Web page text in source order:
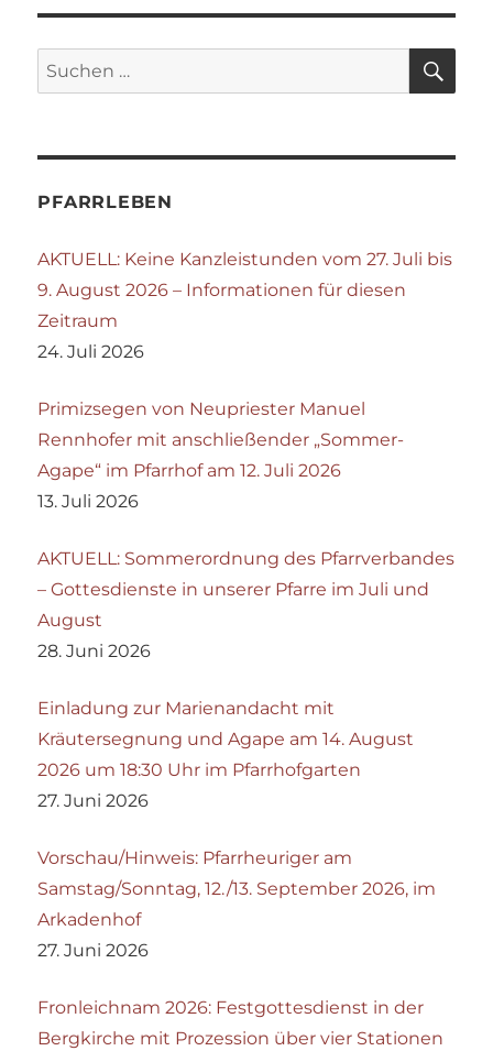
Suchen
nach:
PFARRLEBEN
AKTUELL: Keine Kanzleistunden vom 27. Juli bis
9. August 2026 – Informationen für diesen
Zeitraum
24. Juli 2026
Primizsegen von Neupriester Manuel
Rennhofer mit anschließender „Sommer-
Agape“ im Pfarrhof am 12. Juli 2026
13. Juli 2026
AKTUELL: Sommerordnung des Pfarrverbandes
– Gottesdienste in unserer Pfarre im Juli und
August
28. Juni 2026
Einladung zur Marienandacht mit
Kräutersegnung und Agape am 14. August
2026 um 18:30 Uhr im Pfarrhofgarten
27. Juni 2026
Vorschau/Hinweis: Pfarrheuriger am
Samstag/Sonntag, 12./13. September 2026, im
Arkadenhof
27. Juni 2026
Fronleichnam 2026: Festgottesdienst in der
Bergkirche mit Prozession über vier Stationen